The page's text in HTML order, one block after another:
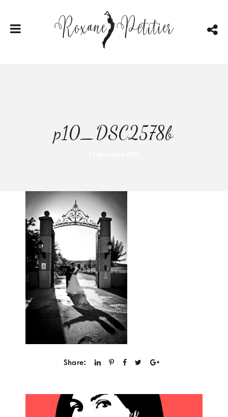
p10_DSC2578b
Share: